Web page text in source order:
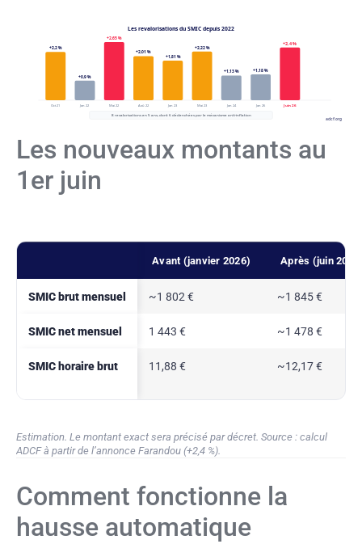
Les revalorisations du SMIC depuis 2022
+2,2 %
Oct 21
+0,9 %
Jan 22
+2,65 %
Mai 22
+2,01 %
Aoû 22
+1,81 %
Jan 23
+2,22 %
Mai 23
+1,13 %
Jan 24
+1,18 %
Jan 26
+2,4 %
Juin 26
8 revalorisations en 5 ans, dont 6 déclenchées par le mécanisme anti-inflation
adcf.org
Les nouveaux montants au
1er juin
Avant (janvier 2026) Après (juin
SMIC brut mensuel ~1 802 € ~1 845 €
SMIC net mensuel 1 443 € ~1 478 €
SMIC horaire brut 11,88 € ~12,17 €
Estimation. Le montant exact sera précisé par décret. Source : calcul
ADCF à partir de l’annonce Farandou (+2,4 %).
Comment fonctionne la
hausse automatique